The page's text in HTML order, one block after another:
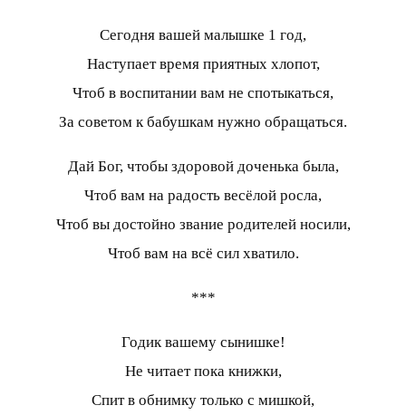
Сегодня вашей малышке 1 год,
Наступает время приятных хлопот,
Чтоб в воспитании вам не спотыкаться,
За советом к бабушкам нужно обращаться.
Дай Бог, чтобы здоровой доченька была,
Чтоб вам на радость весёлой росла,
Чтоб вы достойно звание родителей носили,
Чтоб вам на всё сил хватило.
***
Годик вашему сынишке!
Не читает пока книжки,
Спит в обнимку только с мишкой,